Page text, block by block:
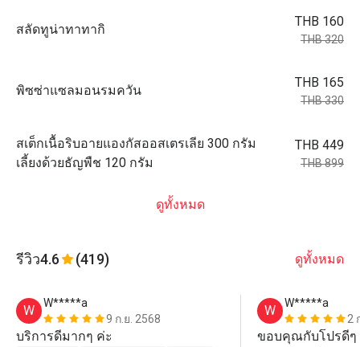
สลัดทูน่าทาทากิ
THB 160
THB 320
พิซซ่าแซลมอนรมควัน
THB 165
THB 330
สเต็กเนื้อริบอายแองกัสออสเตรเลีย 300 กรัม
เลี้ยงด้วยธัญพืช 120 กรัม
THB 449
THB 899
ดูทั้งหมด
รีวิว4.6 (419) ดูทั้งหมด
W
W*****a
9 ก.ย. 2568
บริการดีมากๆ ค่ะ
W
W*****a
2
ขอบคุณกับโปรดีๆ